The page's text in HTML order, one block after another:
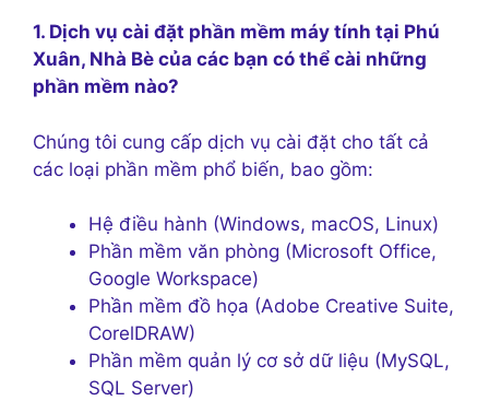
1. Dịch vụ cài đặt phần mềm máy tính tại Phú
Xuân, Nhà Bè của các bạn có thể cài những
phần mềm nào?
Chúng tôi cung cấp dịch vụ cài đặt cho tất cả
các loại phần mềm phổ biến, bao gồm:
Hệ điều hành (Windows, macOS, Linux)
Phần mềm văn phòng (Microsoft Office,
Google Workspace)
Phần mềm đồ họa (Adobe Creative Suite,
CorelDRAW)
Phần mềm quản lý cơ sở dữ liệu (MySQL,
SQL Server)